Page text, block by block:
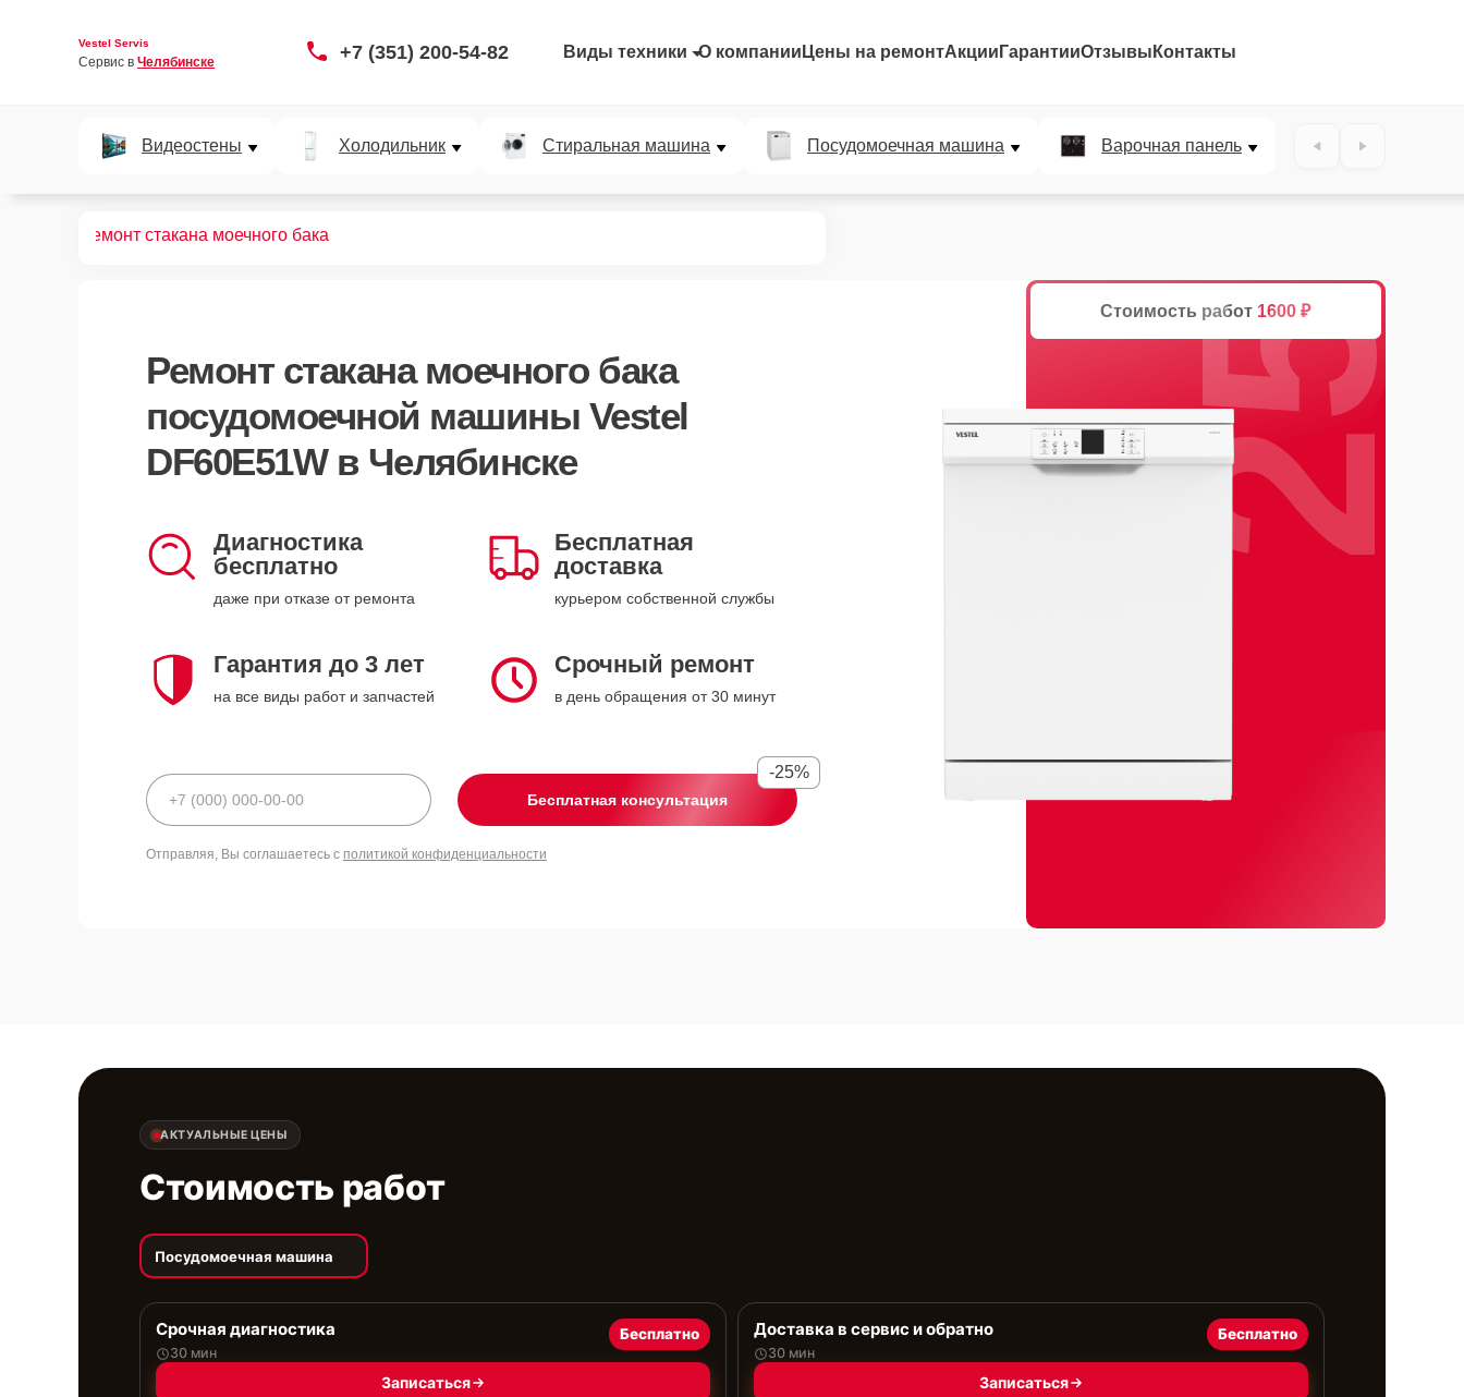
Vestel Servis
Сервис в Челябинске +7 (351) 200-54-82 Виды техники О компании Цены на ремонтАкции ГарантииОтзывы Контакты
Видеостены Холодильник Стиральная машина Посудомоечная машина Варочная панель
Ремонт стакана моечного бака
Ремонт стакана моечного бака
посудомоечной машины Vestel
DF60E51W в Челябинске
Диагностика
бесплатно
даже при отказе от ремонта
Бесплатная
доставка
курьером собственной службы
Гарантия до 3 лет
на все виды работ и запчастей
Срочный ремонт
в день обращения от 30 минут
Бесплатная консультация
-25%
Отправляя, Вы соглашаетесь с политикой конфиденциальности
Стоимость работ 1600 ₽
25%
АКТУАЛЬНЫЕ ЦЕНЫ
Стоимость работ
Посудомоечная машина
Срочная диагностика
30 мин
Бесплатно
Записаться
Доставка в сервис и обратно
30 мин
Бесплатно
Записаться